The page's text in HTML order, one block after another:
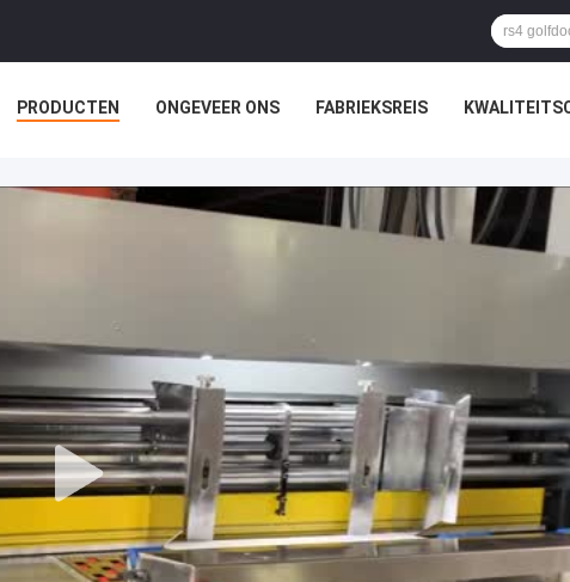
PRODUCTEN ONGEVEER ONS FABRIEKSREIS